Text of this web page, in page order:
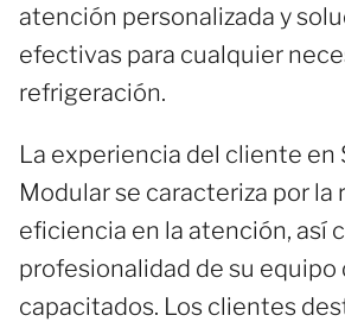
atención personalizada y
efectivas para cualquier
refrigeración.
La experiencia del cliente en
Modular se caracteriza por la
eficiencia en la atención, así
profesionalidad de su equipo
capacitados. Los clientes